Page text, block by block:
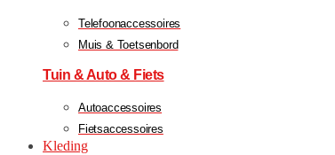
Telefoonaccessoires
Muis & Toetsenbord
Tuin & Auto & Fiets
Autoaccessoires
Fietsaccessoires
Kleding